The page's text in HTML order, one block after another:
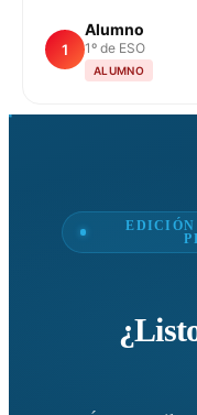
1
Alumno
1º de ESO
ALUMNO
EDICIÓN